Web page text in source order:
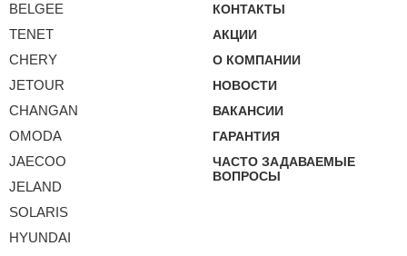
BELGEE
TENET
CHERY
JETOUR
CHANGAN
OMODA
JAECOO
JELAND
SOLARIS
HYUNDAI
КОНТАКТЫ
АКЦИИ
О КОМПАНИИ
НОВОСТИ
ВАКАНСИИ
ГАРАНТИЯ
ЧАСТО ЗАДАВАЕМЫЕ
ВОПРОСЫ